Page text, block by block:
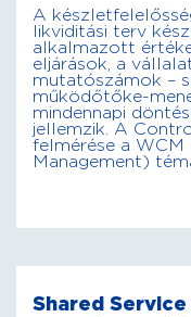
A
likviditási terv
alkalmazott
eljárások, a
mutatószámok –
működőtőke-
mindennapi
jellemzik. A
felmérése a WCM
Management)
Shared